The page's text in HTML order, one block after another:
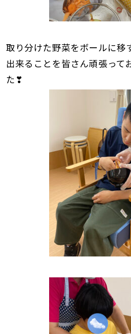
取り分けた野菜をボールに移
出来ることを皆さん頑張って
た❣